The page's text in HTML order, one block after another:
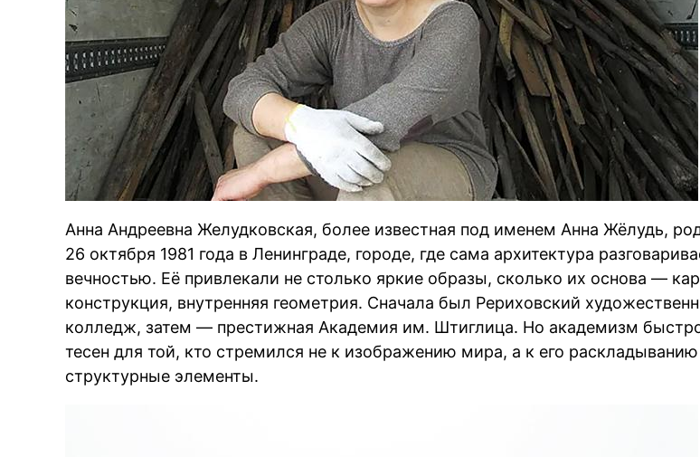
Анна Андреевна Желудковская, более известная под именем Анна Жёлудь,
26 октября 1981 года в Ленинграде, городе, где сама архитектура
вечностью. Её привлекали не столько яркие образы, сколько их основа —
конструкция, внутренняя геометрия. Сначала был Рериховский
колледж, затем — престижная Академия им. Штиглица. Но академизм
тесен для той, кто стремился не к изображению мира, а к его раскладыванию
структурные элементы.